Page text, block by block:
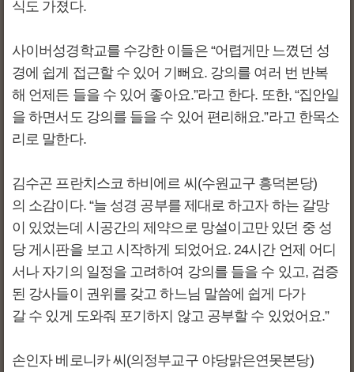
식도 가졌다.
사이버성경학교를 수강한 이들은 “어렵게만 느꼈던 성
경에 쉽게 접근할 수 있어 기뻐요. 강의를 여러 번 반복
해 언제든 들을 수 있어 좋아요.”라고 한다. 또한, “집안일
을 하면서도 강의를 들을 수 있어 편리해요.”라고 한목소
리로 말한다.
김수곤 프란치스코 하비에르 씨(수원교구 흥덕본당)
의 소감이다. “늘 성경 공부를 제대로 하고자 하는 갈망
이 있었는데 시공간의 제약으로 망설이고만 있던 중 성
당 게시판을 보고 시작하게 되었어요. 24시간 언제 어디
서나 자기의 일정을 고려하여 강의를 들을 수 있고, 검증
된 강사들이 권위를 갖고 하느님 말씀에 쉽게 다가
갈 수 있게 도와줘 포기하지 않고 공부할 수 있었어요.”
손인자 베로니카 씨(의정부교구 야당맑은연못본당)